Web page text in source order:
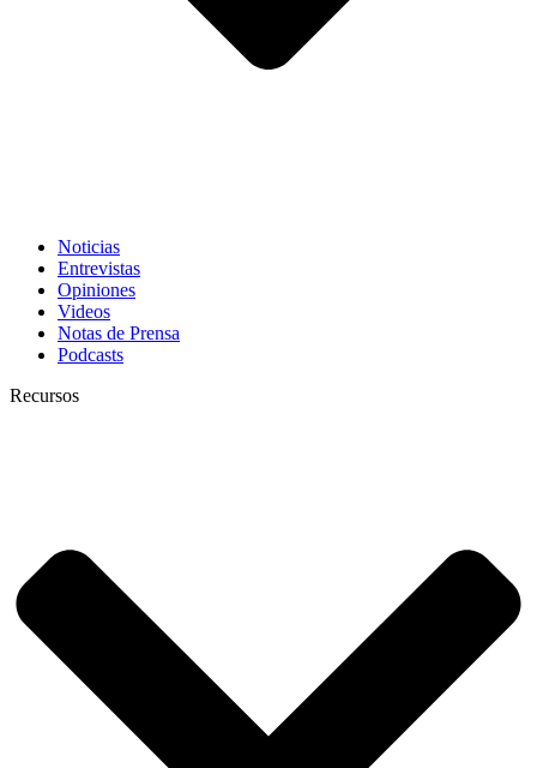
Noticias
Entrevistas
Opiniones
Videos
Notas de Prensa
Podcasts
Recursos